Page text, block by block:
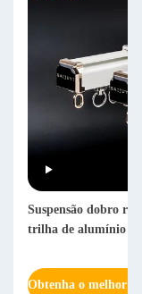
Suspensão dobro
trilha de alumínio
Obtenha o melhor